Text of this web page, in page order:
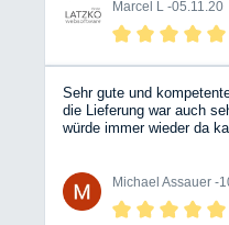
Thema Camping ist
Verkäufer, deren Produkt
Menschen, die Camping
Werkstatt auch im
wird dann auch mal
dem Kunden etwas
Verkaufsleiter uns jedes
Auch hier hat man die
sind froh, diesen Händler
Marcel L -05.11.20
Sehr gute und
die Lieferung war auch
würde immer wieder da
Michael Assauer -